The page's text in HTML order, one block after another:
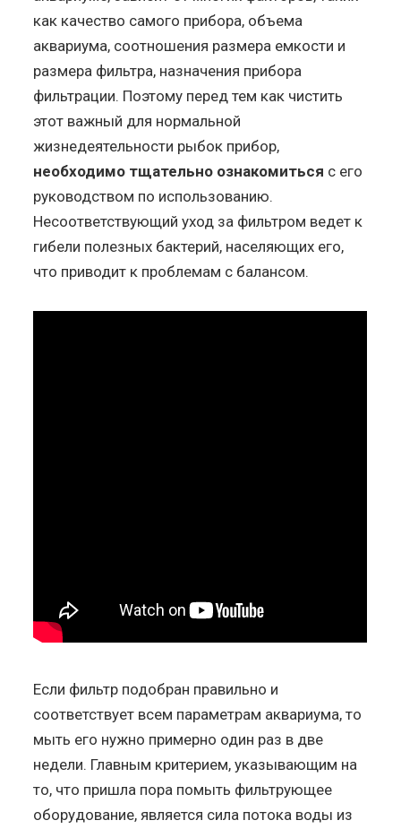
как качество самого прибора, объема
аквариума, соотношения размера емкости и
размера фильтра, назначения прибора
фильтрации. Поэтому перед тем как чистить
этот важный для нормальной
жизнедеятельности рыбок прибор,
необходимо тщательно ознакомиться с его
руководством по использованию.
Несоответствующий уход за фильтром ведет к
гибели полезных бактерий, населяющих его,
что приводит к проблемам с балансом.
Если фильтр подобран правильно и
соответствует всем параметрам аквариума, то
мыть его нужно примерно один раз в две
недели. Главным критерием, указывающим на
то, что пришла пора помыть фильтрующее
оборудование, является сила потока воды из